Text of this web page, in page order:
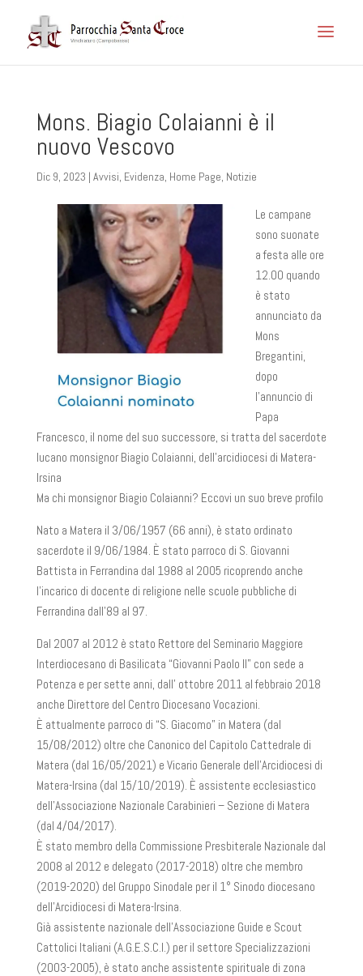
Mons. Biagio Colaianni è il
nuovo Vescovo
Dic 9, 2023 | Avvisi, Evidenza, Home Page, Notizie
Le campane
sono suonate
a festa alle ore
12.00 quando
è stato
annunciato da
Mons
Bregantini,
dopo
l’annuncio di
Papa
Francesco, il nome del suo successore, si tratta del sacerdote
lucano monsignor Biagio Colaianni, dell’arcidiocesi di Matera-
Irsina
Ma chi monsignor Biagio Colaianni? Eccovi un suo breve profilo
Nato a Matera il 3/06/1957 (66 anni), è stato ordinato
sacerdote il 9/06/1984. È stato parroco di S. Giovanni
Battista in Ferrandina dal 1988 al 2005 ricoprendo anche
l’incarico di docente di religione nelle scuole pubbliche di
Ferrandina dall’89 al 97.
Dal 2007 al 2012 è stato Rettore del Seminario Maggiore
Interdiocesano di Basilicata “Giovanni Paolo II” con sede a
Potenza e per sette anni, dall’ ottobre 2011 al febbraio 2018
anche Direttore del Centro Diocesano Vocazioni.
È attualmente parroco di “S. Giacomo” in Matera (dal
15/08/2012) oltre che Canonico del Capitolo Cattedrale di
Matera (dal 16/05/2021) e Vicario Generale dell’Arcidiocesi di
Matera-Irsina (dal 15/10/2019). È assistente ecclesiastico
dell’Associazione Nazionale Carabinieri – Sezione di Matera
(dal 4/04/2017).
È stato membro della Commissione Presbiterale Nazionale dal
2008 al 2012 e delegato (2017-2018) oltre che membro
(2019-2020) del Gruppo Sinodale per il 1° Sinodo diocesano
dell’Arcidiocesi di Matera-Irsina.
Già assistente nazionale dell’Associazione Guide e Scout
Cattolici Italiani (A.G.E.S.C.I.) per il settore Specializzazioni
(2003-2005), è stato anche assistente spirituale di zona